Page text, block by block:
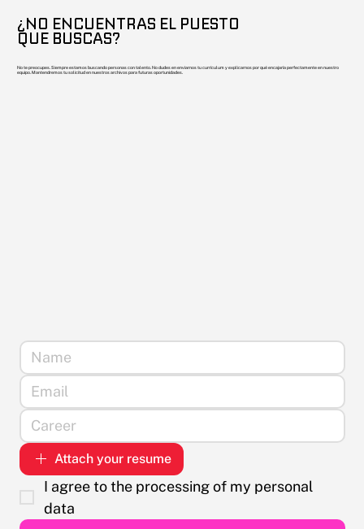
Attach your resume
I agree to the processing of my personal
data
¿NO ENCUENTRAS EL PUESTO
QUE BUSCAS?
No te preocupes. Siempre estamos buscando personas con talento. No dudes en enviarnos tu currículum y explicarnos por qué encajaría perfectamente en nuestro
equipo. Mantendremos tu solicitud en nuestros archivos para futuras oportunidades.